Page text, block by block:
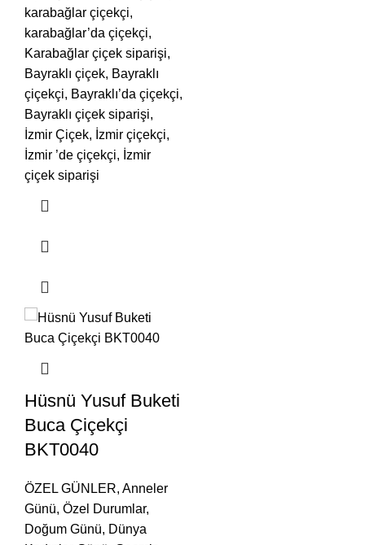
karabağlar çiçekçi,
karabağlar’da çiçekçi,
Karabağlar çiçek siparişi,
Bayraklı çiçek, Bayraklı
çiçekçi, Bayraklı’da çiçekçi,
Bayraklı çiçek siparişi,
İzmir Çiçek, İzmir çiçekçi,
İzmir ’de çiçekçi, İzmir
çiçek siparişi
Hüsnü Yusuf Buketi
Buca Çiçekçi
BKT0040
ÖZEL GÜNLER, Anneler
Günü, Özel Durumlar,
Doğum Günü, Dünya